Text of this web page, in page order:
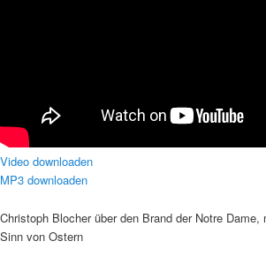
Video downloaden
MP3 downloaden
Christoph Blocher über den Brand der Notre Dame,
Sinn von Ostern